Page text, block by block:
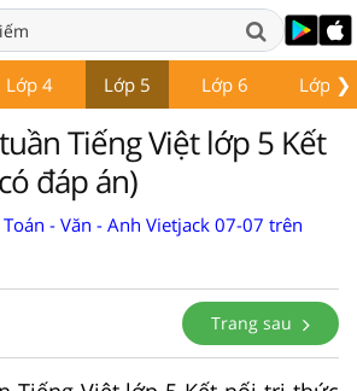
❯
Lớp 4 Lớp 5 Lớp 6 Lớp 7
Tiếng Việt lớp 5 Kết
đáp án)
Toán - Văn - Anh Vietjack 07-07 trên
Trang sau